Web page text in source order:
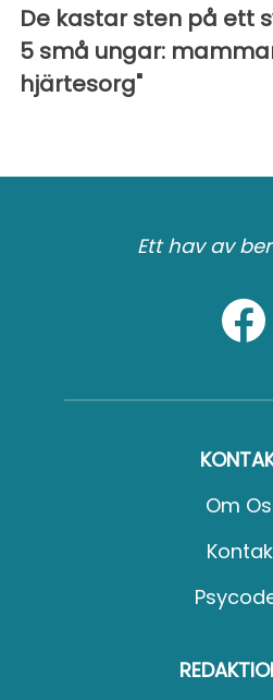
De kastar sten på ett
5 små ungar:
hjärtesorg"
Ett hav av
Om